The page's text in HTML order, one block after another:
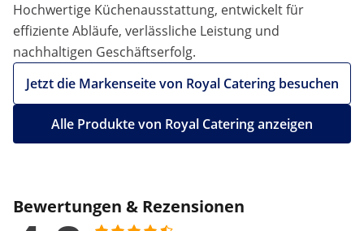
Hochwertige Küchenausstattung, entwickelt für
effiziente Abläufe, verlässliche Leistung und
nachhaltigen Geschäftserfolg.
Jetzt die Markenseite von Royal Catering besuchen
Alle Produkte von Royal Catering anzeigen
Bewertungen & Rezensionen